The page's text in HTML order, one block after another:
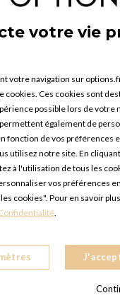
5 quai de la tournelle
FRANCE
OPTIONS ROUEN
Rue du Clos Tellier
76800 Saint-Etienne-du-
FRANCE
Téléphone :+33 2 35 08 38
OPTIONS TOULOUSE
Marie, ZAC de Saint-
31300 Toulouse
FRANCE
OPTIONS MC
votre vie
votre navigation sur
cookies. Ces cookies sont
possible lors de votre
également de
fonction de vos préférences
utilisez notre site. En cliquant
à l'utilisation de tous les
vos préférences
cookies". Pour en savoir
.